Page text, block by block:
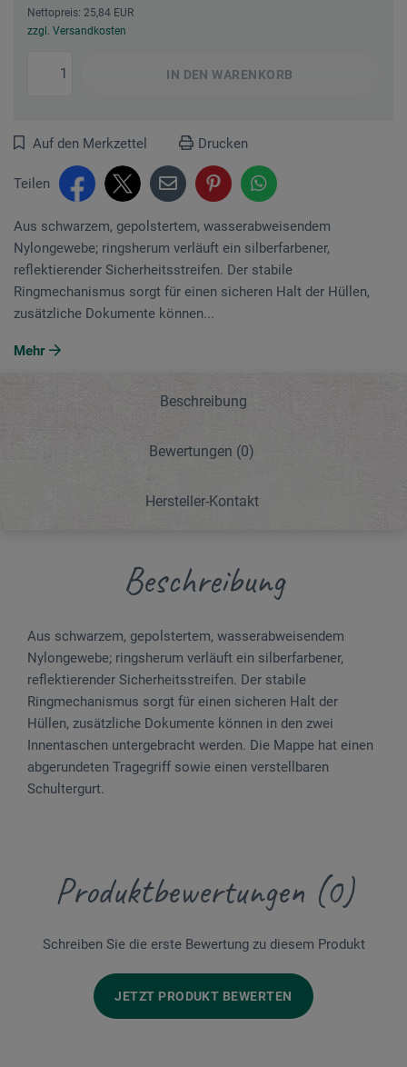
Nettopreis: 25,84 EUR
zzgl. Versandkosten
IN DEN WARENKORB
Auf den Merkzettel Drucken
Teilen
Aus schwarzem, gepolstertem, wasserabweisendem
Nylongewebe; ringsherum verläuft ein silberfarbener,
reflektierender Sicherheitsstreifen. Der stabile
Ringmechanismus sorgt für einen sicheren Halt der Hüllen,
zusätzliche Dokumente können...
Mehr
Beschreibung
Bewertungen (0)
Hersteller-Kontakt
Beschreibung
Aus schwarzem, gepolstertem, wasserabweisendem
Nylongewebe; ringsherum verläuft ein silberfarbener,
reflektierender Sicherheitsstreifen. Der stabile
Ringmechanismus sorgt für einen sicheren Halt der
Hüllen, zusätzliche Dokumente können in den zwei
Innentaschen untergebracht werden. Die Mappe hat einen
abgerundeten Tragegriff sowie einen verstellbaren
Schultergurt.
Produktbewertungen (0)
Schreiben Sie die erste Bewertung zu diesem Produkt
JETZT PRODUKT BEWERTEN